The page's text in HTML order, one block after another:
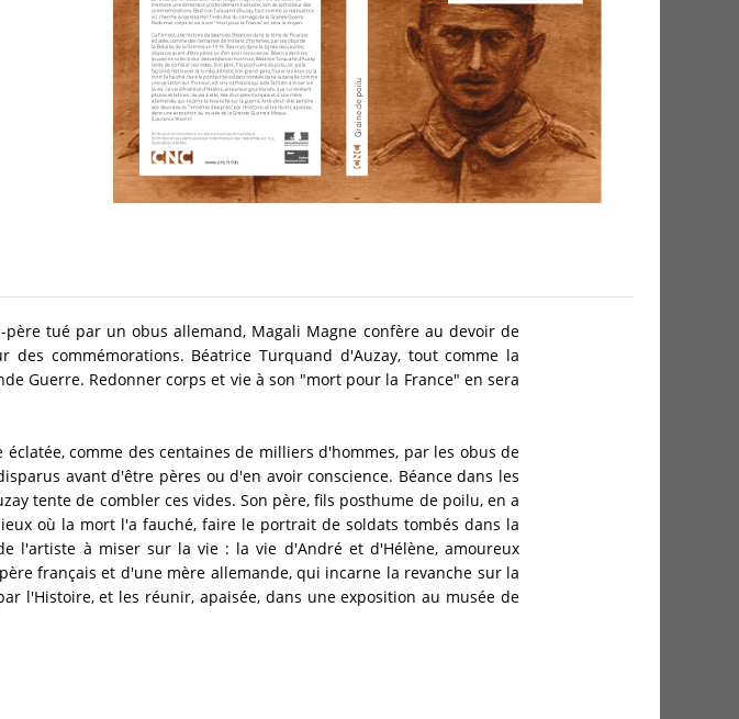
tué par un obus allemand, Magali Magne confère au devoir de
commémorations. Béatrice Turquand d'Auzay, tout comme la
Guerre. Redonner corps et vie à son "mort pour la France" en sera
comme des centaines de milliers d'hommes, par les obus de
avant d'être pères ou d'en avoir conscience. Béance dans les
tente de combler ces vides. Son père, fils posthume de poilu, en a
où la mort l'a fauché, faire le portrait de soldats tombés dans la
l'artiste à miser sur la vie : la vie d'André et d'Hélène, amoureux
français et d'une mère allemande, qui incarne la revanche sur la
l'Histoire, et les réunir, apaisée, dans une exposition au musée de